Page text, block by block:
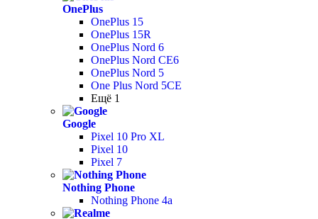
OnePlus
OnePlus 15
OnePlus 15R
OnePlus Nord 6
OnePlus Nord CE6
OnePlus Nord 5
One Plus Nord 5CE
Ещё 1
Google
Pixel 10 Pro XL
Pixel 10
Pixel 7
Nothing Phone
Nothing Phone 4a